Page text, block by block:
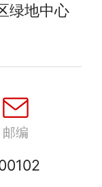
绿地中心
邮编